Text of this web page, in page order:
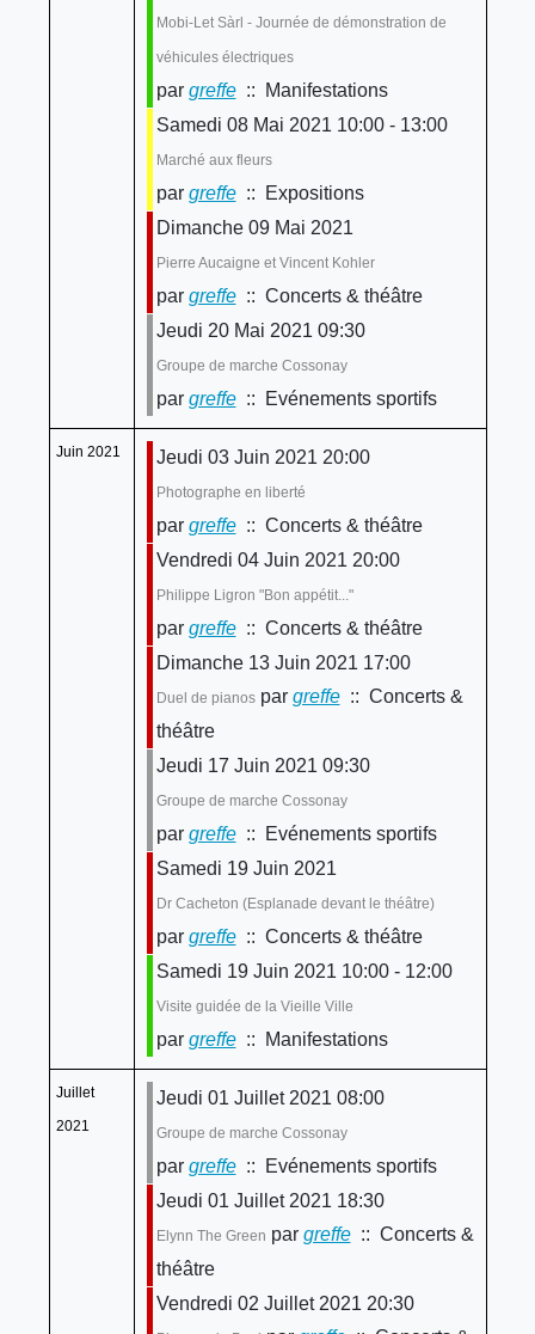
Mobi-Let Sàrl - Journée de démonstration de
véhicules électriques
par greffe:: Manifestations
Samedi 08 Mai 2021 10:00 - 13:00
Marché aux fleurs
par greffe:: Expositions
Dimanche 09 Mai 2021
Pierre Aucaigne et Vincent Kohler
par greffe:: Concerts & théâtre
Jeudi 20 Mai 2021 09:30
Groupe de marche Cossonay
par greffe:: Evénements sportifs
Juin 2021 Jeudi 03 Juin 2021 20:00
Photographe en liberté
par greffe:: Concerts & théâtre
Vendredi 04 Juin 2021 20:00
Philippe Ligron "Bon appétit..."
par greffe:: Concerts & théâtre
Dimanche 13 Juin 2021 17:00
Duel de pianospar greffe:: Concerts &
théâtre
Jeudi 17 Juin 2021 09:30
Groupe de marche Cossonay
par greffe:: Evénements sportifs
Samedi 19 Juin 2021
Dr Cacheton (Esplanade devant le théâtre)
par greffe:: Concerts & théâtre
Samedi 19 Juin 2021 10:00 - 12:00
Visite guidée de la Vieille Ville
par greffe:: Manifestations
Juillet
2021
Jeudi 01 Juillet 2021 08:00
Groupe de marche Cossonay
par greffe:: Evénements sportifs
Jeudi 01 Juillet 2021 18:30
Elynn The Green par greffe:: Concerts &
théâtre
Vendredi 02 Juillet 2021 20:30